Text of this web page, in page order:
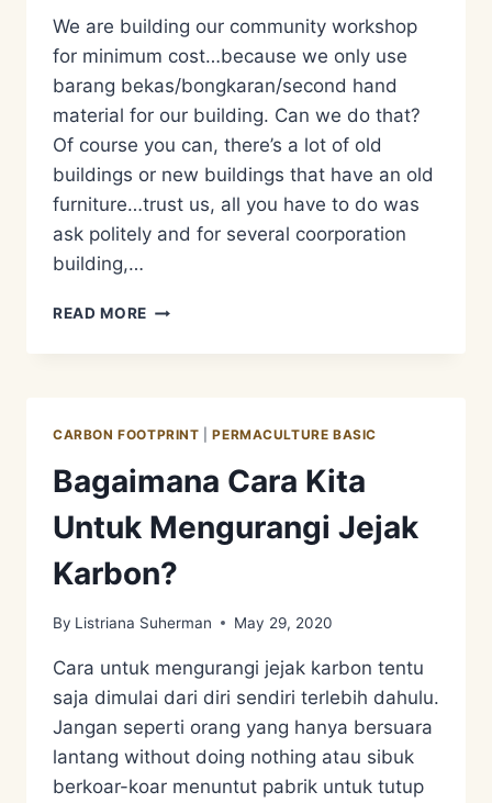
We are building our community workshop
for minimum cost…because we only use
barang bekas/bongkaran/second hand
material for our building. Can we do that?
Of course you can, there’s a lot of old
buildings or new buildings that have an old
furniture…trust us, all you have to do was
ask politely and for several coorporation
building,…
READ MORE ONE
TRASH
TREASURE,
SALAH
SATU
METODE
PENGOLAHAN
LIMBAH
CARBON FOOTPRINT |PERMACULTURE BASIC
Bagaimana Cara Kita
Untuk Mengurangi Jejak
Karbon?
By Listriana Suherman May 29, 2020
Cara untuk mengurangi jejak karbon tentu
saja dimulai dari diri sendiri terlebih dahulu.
Jangan seperti orang yang hanya bersuara
lantang without doing nothing atau sibuk
berkoar-koar menuntut pabrik untuk tutup